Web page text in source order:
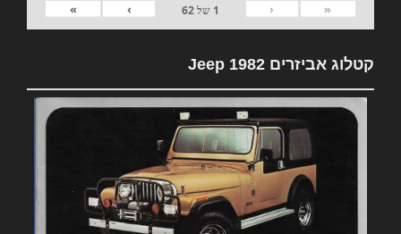
«
‹
1 של62
›
»
קטלוג אביזרים 1982 Jeep